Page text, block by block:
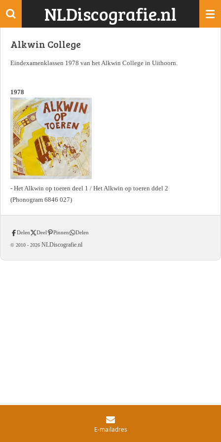
Ga
de
NLDiscografie.nl
Alkwin College
Eindexamenklassen 1978 van het Alkwin College in Uithoorn.
1978
- Het Alkwin op toeren deel 1 / Het Alkwin op toeren ddel 2
(Phonogram 6846 027)
Delen Deel Pinnen Delen
© 2010 - 2026 NLDiscografie.nl
E-mailadres